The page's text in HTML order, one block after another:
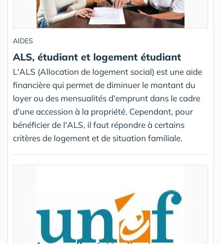
AIDES
ALS, étudiant et logement étudiant
L'ALS (Allocation de logement social) est une aide
financière qui permet de diminuer le montant du
loyer ou des mensualités d'emprunt dans le cadre
d'une accession à la propriété. Cependant, pour
bénéficier de l'ALS, il faut répondre à certains
critères de logement et de situation familiale.